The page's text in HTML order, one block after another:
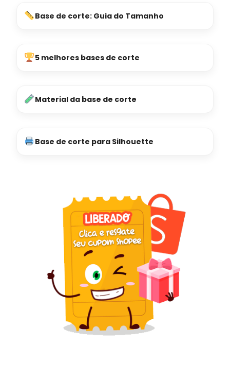
Base de corte: Guia do Tamanho
5 melhores bases de corte
Material da base de corte
Base de corte para Silhouette